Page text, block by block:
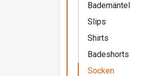
Bademäntel
Slips
Shirts
Badeshorts
Socken